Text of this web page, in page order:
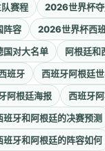
赛程
2026世界杯夺
阵容
2026世界杯西
对大名单
阿根廷和
班牙
西班牙阿根廷
阿根廷海报
西班牙
牙和阿根廷的决赛预测
牙和阿根廷的阵容如何